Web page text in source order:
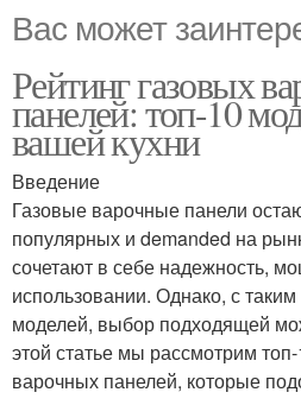
Вас может
Рейтинг газовых
панелей: топ-10
вашей кухни
Введение
Газовые варочные панели
популярных и demanded на
сочетают в себе надежность,
использовании. Однако, с
моделей, выбор подходящей
этой статье мы рассмотрим
варочных панелей, которые